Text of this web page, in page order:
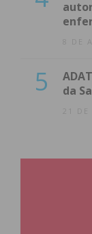
8 DE
5
da
21